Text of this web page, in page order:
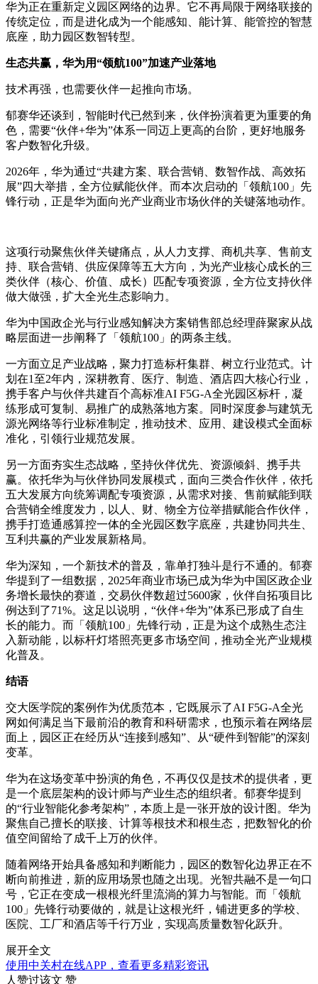
华为正在重新定义园区网络的边界。它不再局限于网络联接的
传统定位，而是进化成为一个能感知、能计算、能管控的智慧
底座，助力园区数智转型。
生态共赢，华为用“领航100”加速产业落地
技术再强，也需要伙伴一起推向市场。
郁赛华还谈到，智能时代已然到来，伙伴扮演着更为重要的角
色，需要“伙伴+华为”体系一同迈上更高的台阶，更好地服务
客户数智化升级。
2026年，华为通过“共建方案、联合营销、数智作战、高效拓
展”四大举措，全方位赋能伙伴。而本次启动的「领航100」先
锋行动，正是华为面向光产业商业市场伙伴的关键落地动作。
这项行动聚焦伙伴关键痛点，从人力支撑、商机共享、售前支
持、联合营销、供应保障等五大方向，为光产业核心成长的三
类伙伴（核心、价值、成长）匹配专项资源，全方位支持伙伴
做大做强，扩大全光生态影响力。
华为中国政企光与行业感知解决方案销售部总经理薛聚家从战
略层面进一步阐释了「领航100」的两条主线。
一方面立足产业战略，聚力打造标杆集群、树立行业范式。计
划在1至2年内，深耕教育、医疗、制造、酒店四大核心行业，
携手客户与伙伴共建百个高标准AI F5G-A全光园区标杆，凝
练形成可复制、易推广的成熟落地方案。同时深度参与建筑无
源光网络等行业标准制定，推动技术、应用、建设模式全面标
准化，引领行业规范发展。
另一方面夯实生态战略，坚持伙伴优先、资源倾斜、携手共
赢。依托华为与伙伴协同发展模式，面向三类合作伙伴，依托
五大发展方向统筹调配专项资源，从需求对接、售前赋能到联
合营销全维度发力，以人、财、物全方位举措赋能合作伙伴，
携手打造通感算控一体的全光园区数字底座，共建协同共生、
互利共赢的产业发展新格局。
华为深知，一个新技术的普及，靠单打独斗是行不通的。郁赛
华提到了一组数据，2025年商业市场已成为华为中国区政企业
务增长最快的赛道，交易伙伴数超过5600家，伙伴自拓项目比
例达到了71%。这足以说明，“伙伴+华为”体系已形成了自生
长的能力。而「领航100」先锋行动，正是为这个成熟生态注
入新动能，以标杆灯塔照亮更多市场空间，推动全光产业规模
化普及。
结语
交大医学院的案例作为优质范本，它既展示了AI F5G-A全光
网如何满足当下最前沿的教育和科研需求，也预示着在网络层
面上，园区正在经历从“连接到感知”、从“硬件到智能”的深刻
变革。
华为在这场变革中扮演的角色，不再仅仅是技术的提供者，更
是一个底层架构的设计师与产业生态的组织者。郁赛华提到
的“行业智能化参考架构”，本质上是一张开放的设计图。华为
聚焦自己擅长的联接、计算等根技术和根生态，把数智化的价
值空间留给了成千上万的伙伴。
随着网络开始具备感知和判断能力，园区的数智化边界正在不
断向前推进，新的应用场景也随之出现。光智共融不是一句口
号，它正在变成一根根光纤里流淌的算力与智能。而「领航
100」先锋行动要做的，就是让这根光纤，铺进更多的学校、
医院、工厂和酒店等千行万业，实现高质量数智化跃升。
展开全文
使用中关村在线APP，查看更多精彩资讯
人赞过该文 赞